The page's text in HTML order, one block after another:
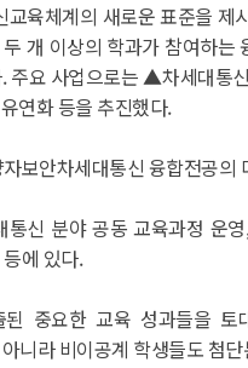
육체계의 새로운 표준을
개 이상의 학과가 참여하
주요 사업으로는 ▲차세대
연화 등을 추진했다.
보안차세대통신 융합전공
신 분야 공동 교육과정 운
에 있다.
중요한 교육 성과들을
니라 비이공계 학생들도 첨